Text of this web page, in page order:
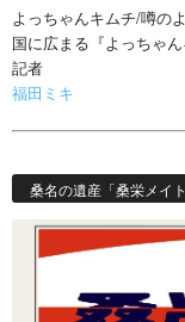
よっちゃんキムチ/噂の
国に広まる『よっちゃ
記者
福田ミキ
桑名の遺産「桑栄メイ